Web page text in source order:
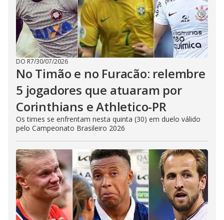
DO R7/30/07/2026
No Timão e no Furacão: relembre
5 jogadores que atuaram por
Corinthians e Athletico-PR
Os times se enfrentam nesta quinta (30) em duelo válido
pelo Campeonato Brasileiro 2026